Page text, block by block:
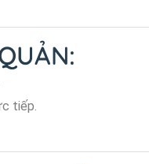
tiếp.